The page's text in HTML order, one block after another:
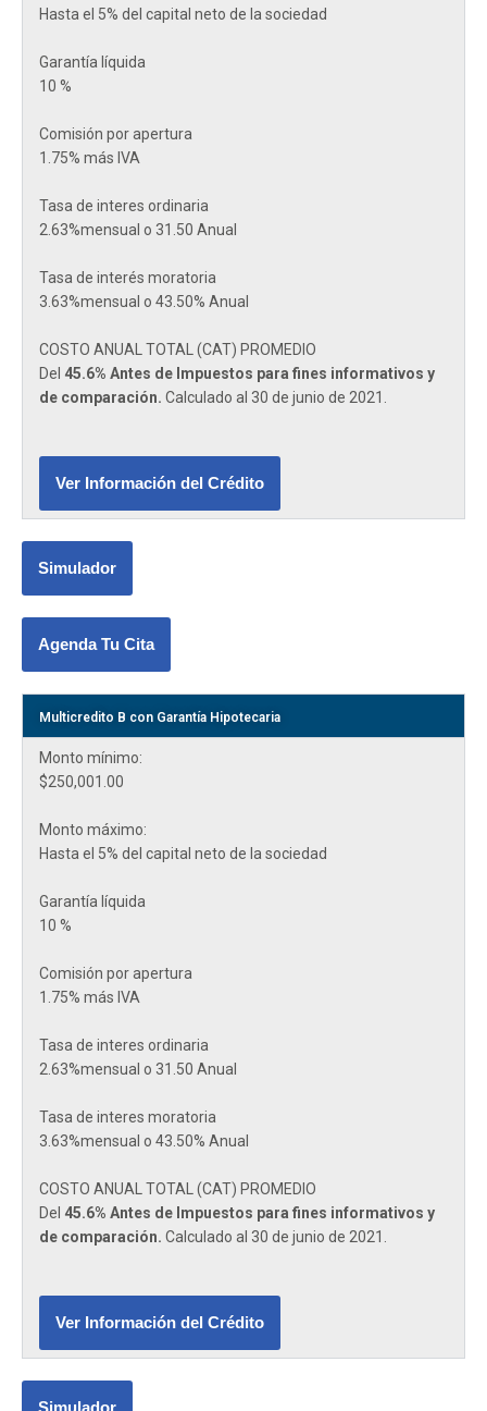
Hasta el 5% del capital neto de la sociedad
Garantía líquida
10 %
Comisión por apertura
1.75% más IVA
Tasa de interes ordinaria
2.63%mensual o 31.50 Anual
Tasa de interés moratoria
3.63%mensual o 43.50% Anual
COSTO ANUAL TOTAL (CAT) PROMEDIO
Del 45.6% Antes de Impuestos para fines informativos y
de comparación. Calculado al 30 de junio de 2021.
Ver Información del Crédito
Simulador
Agenda Tu Cita
Multicredito B con Garantía Hipotecaria
Monto mínimo:
$250,001.00
Monto máximo:
Hasta el 5% del capital neto de la sociedad
Garantía líquida
10 %
Comisión por apertura
1.75% más IVA
Tasa de interes ordinaria
2.63%mensual o 31.50 Anual
Tasa de interes moratoria
3.63%mensual o 43.50% Anual
COSTO ANUAL TOTAL (CAT) PROMEDIO
Del 45.6% Antes de Impuestos para fines informativos y
de comparación. Calculado al 30 de junio de 2021.
Ver Información del Crédito
Simulador